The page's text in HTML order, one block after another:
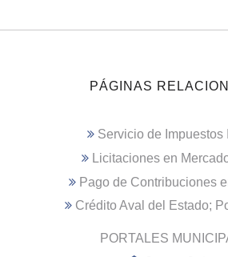
PÁGINAS
Servicio de Impuestos
Licitaciones en
Pago de Contribuciones
Crédito Aval del Estado;
PORTALES